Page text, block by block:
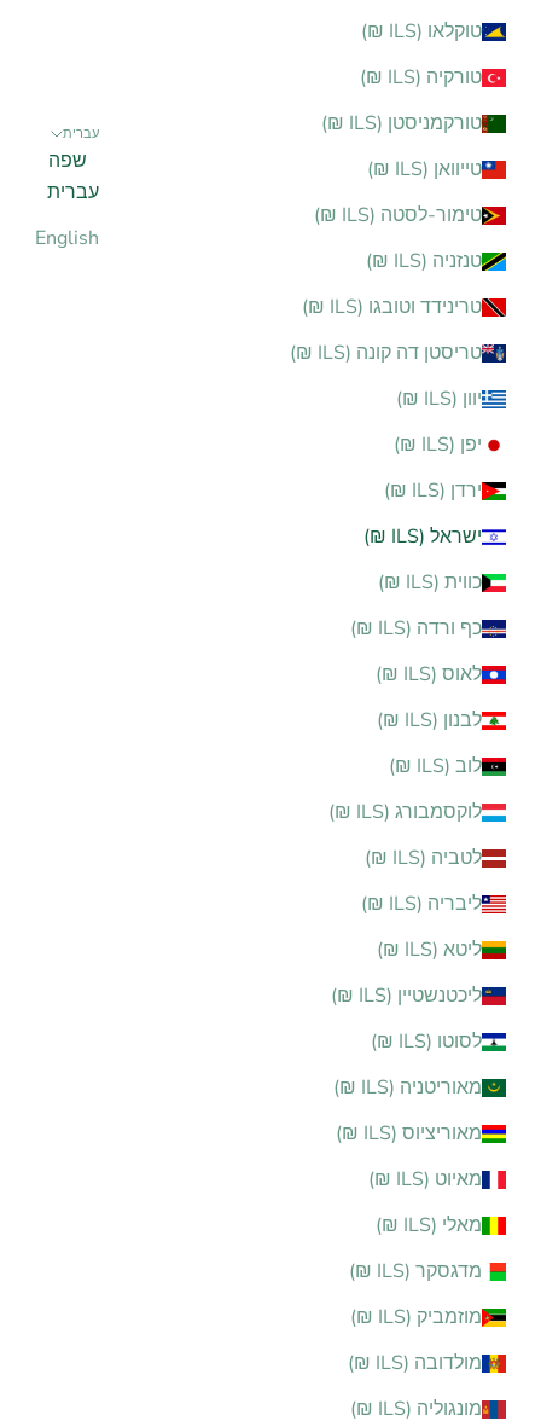
טוקלאו (ILS ₪)
טורקיה (ILS ₪)
טורקמניסטן (ILS ₪)
טייוואן (ILS ₪)
טימור-לסטה (ILS ₪)
טנזניה (ILS ₪)
טרינידד וטובגו (ILS ₪)
טריסטן דה קונה (ILS ₪)
יוון (ILS ₪)
יפן (ILS ₪)
ירדן (ILS ₪)
ישראל (ILS ₪)
כווית (ILS ₪)
כף ורדה (ILS ₪)
לאוס (ILS ₪)
לבנון (ILS ₪)
לוב (ILS ₪)
לוקסמבורג (ILS ₪)
לטביה (ILS ₪)
ליבריה (ILS ₪)
ליטא (ILS ₪)
ליכטנשטיין (ILS ₪)
לסוטו (ILS ₪)
מאוריטניה (ILS ₪)
מאוריציוס (ILS ₪)
מאיוט (ILS ₪)
מאלי (ILS ₪)
מדגסקר (ILS ₪)
מוזמביק (ILS ₪)
מולדובה (ILS ₪)
מונגוליה (ILS ₪)
עברית
שפה
עברית
English